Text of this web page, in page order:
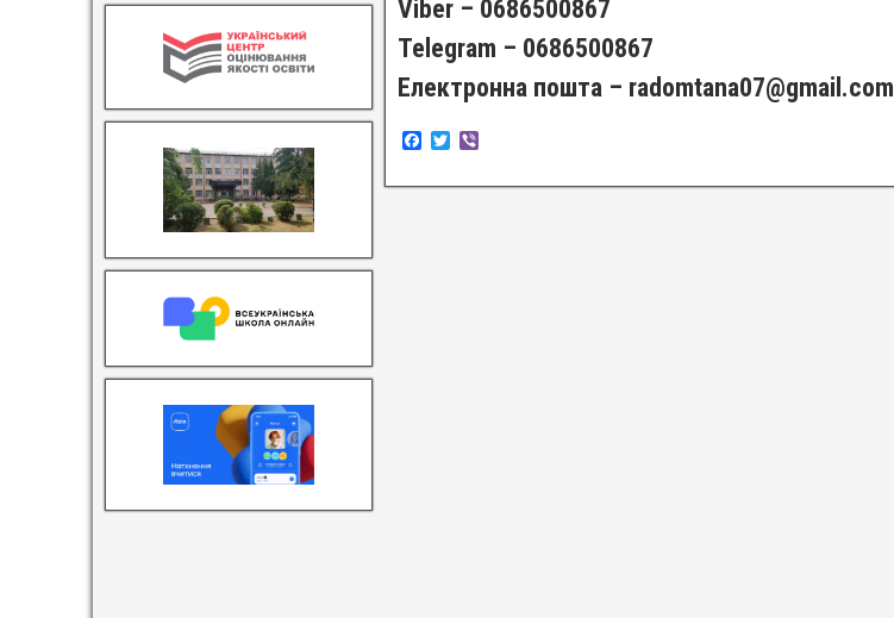
Viber – 0686500867
Telegram – 0686500867
Електронна пошта – radomtana07@gmail.com
F
T